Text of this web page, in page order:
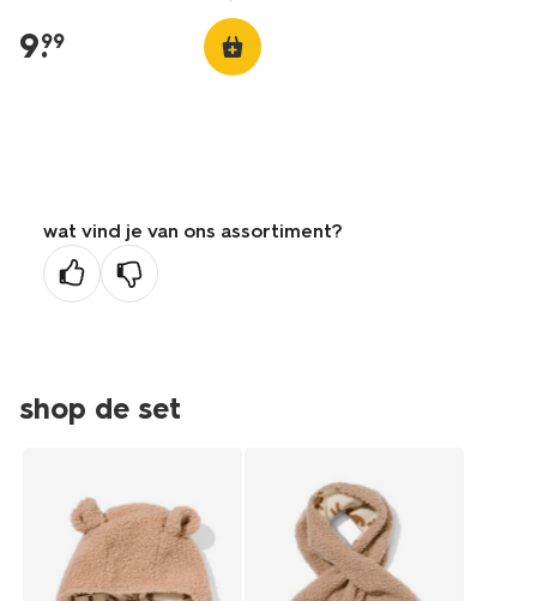
9.
99
wat vind je van ons assortiment?
shop de set